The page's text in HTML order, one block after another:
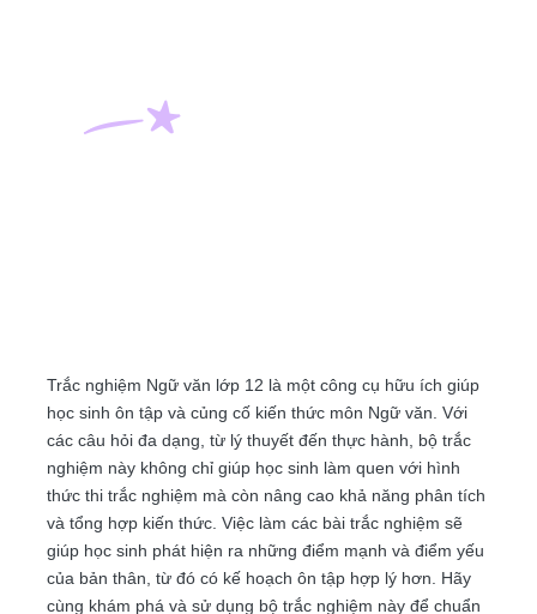
Trắc nghiệm Ngữ văn lớp 12 là một công cụ hữu ích giúp
học sinh ôn tập và củng cố kiến thức môn Ngữ văn. Với
các câu hỏi đa dạng, từ lý thuyết đến thực hành, bộ trắc
nghiệm này không chỉ giúp học sinh làm quen với hình
thức thi trắc nghiệm mà còn nâng cao khả năng phân tích
và tổng hợp kiến thức. Việc làm các bài trắc nghiệm sẽ
giúp học sinh phát hiện ra những điểm mạnh và điểm yếu
của bản thân, từ đó có kế hoạch ôn tập hợp lý hơn. Hãy
cùng khám phá và sử dụng bộ trắc nghiệm này để chuẩn